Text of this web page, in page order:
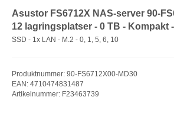
Asustor FS6712X NAS-server 90-
12 lagringsplatser - 0 TB - Kompakt
SSD - 1x LAN - M.2 - 0, 1, 5, 6, 10
Produktnummer: 90-FS6712X00-MD30
EAN: 4710474831487
Artikelnummer: F23463739